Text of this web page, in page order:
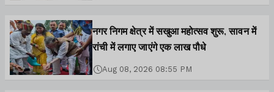
नगर निगम क्षेत्र में सखुआ महोत्सव शुरू, सावन में
रांची में लगाए जाएंगे एक लाख पौधे
Aug 08, 2026 08:55 PM